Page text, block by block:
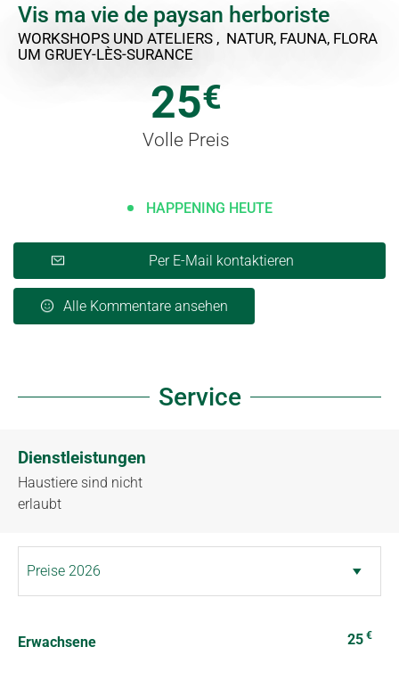
Vis ma vie de paysan herboriste
WORKSHOPS UND ATELIERS , NATUR, FAUNA, FLORA
UM GRUEY-LÈS-SURANCE
25€
Volle Preis
HAPPENING HEUTE
Per E-Mail kontaktieren
Alle Kommentare ansehen
Service
Dienstleistungen
Haustiere sind nicht
erlaubt
Erwachsene 25 €